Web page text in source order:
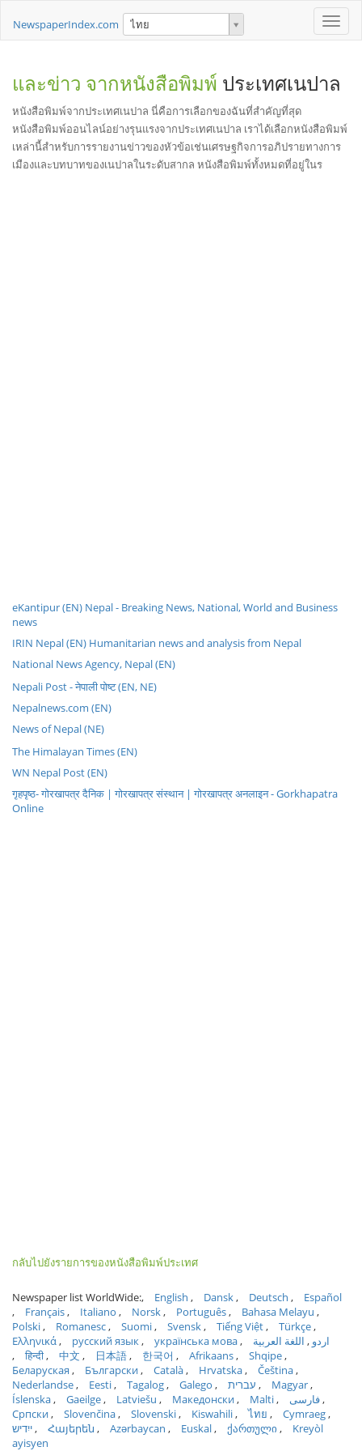
Toggle
NewspaperIndex.com ไทย
และข่าว จากหนังสือพิมพ์ ประเทศเนปาล
หนังสือพิมพ์จากประเทศเนปาล นี่คือการเลือกของฉันที่สำคัญที่สุด
หนังสือพิมพ์ออนไลน์อย่างรุนแรงจากประเทศเนปาล เราได้เลือกหนังสือพิมพ์
เหล่านี้สำหรับการรายงานข่าวของหัวข้อเช่นเศรษฐกิจการอภิปรายทางการ
เมืองและบทบาทของเนปาลในระดับสากล หนังสือพิมพ์ทั้งหมดที่อยู่ในร
eKantipur (EN) Nepal - Breaking News, National, World and Business
news
IRIN Nepal (EN) Humanitarian news and analysis from Nepal
National News Agency, Nepal (EN)
Nepali Post - नेपाली पोष्ट (EN, NE)
Nepalnews.com (EN)
News of Nepal (NE)
The Himalayan Times (EN)
WN Nepal Post (EN)
गृहपृष्ठ- गोरखापत्र दैनिक | गोरखापत्र संस्थान | गोरखापत्र अनलाइन - Gorkhapatra
Online
กลับไปยังรายการของหนังสือพิมพ์ประเทศ
Newspaper list WorldWide: English Dansk Deutsch
Español
Français
Italiano Norsk Português
Bahasa Melayu
Polski
Romanesc Suomi Svensk Tiếng Việt
Türkçe
Ελληνικά
русский язык українська мова اردو
اللغة العربية
हिन्दी
中文 日本語 한국어 Afrikaans
Shqipe
Беларуская
Български Català Hrvatska
Čeština
Nederlandse
Eesti Tagalog Galego עברית
Magyar
Íslenska
Gaeilge Latviešu Македонски Malti
فارسی
Српски
Slovenčina Slovenski Kiswahili ไทย
Cymraeg
ייִדיש
Հայերեն Azərbaycan Euskal ქართული
Kreyòl
ayisyen